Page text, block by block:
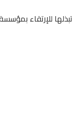
تبذلها للإرتقاء